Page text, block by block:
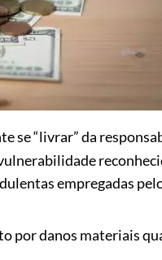
se “livrar” da
empregadas
por danos materiais